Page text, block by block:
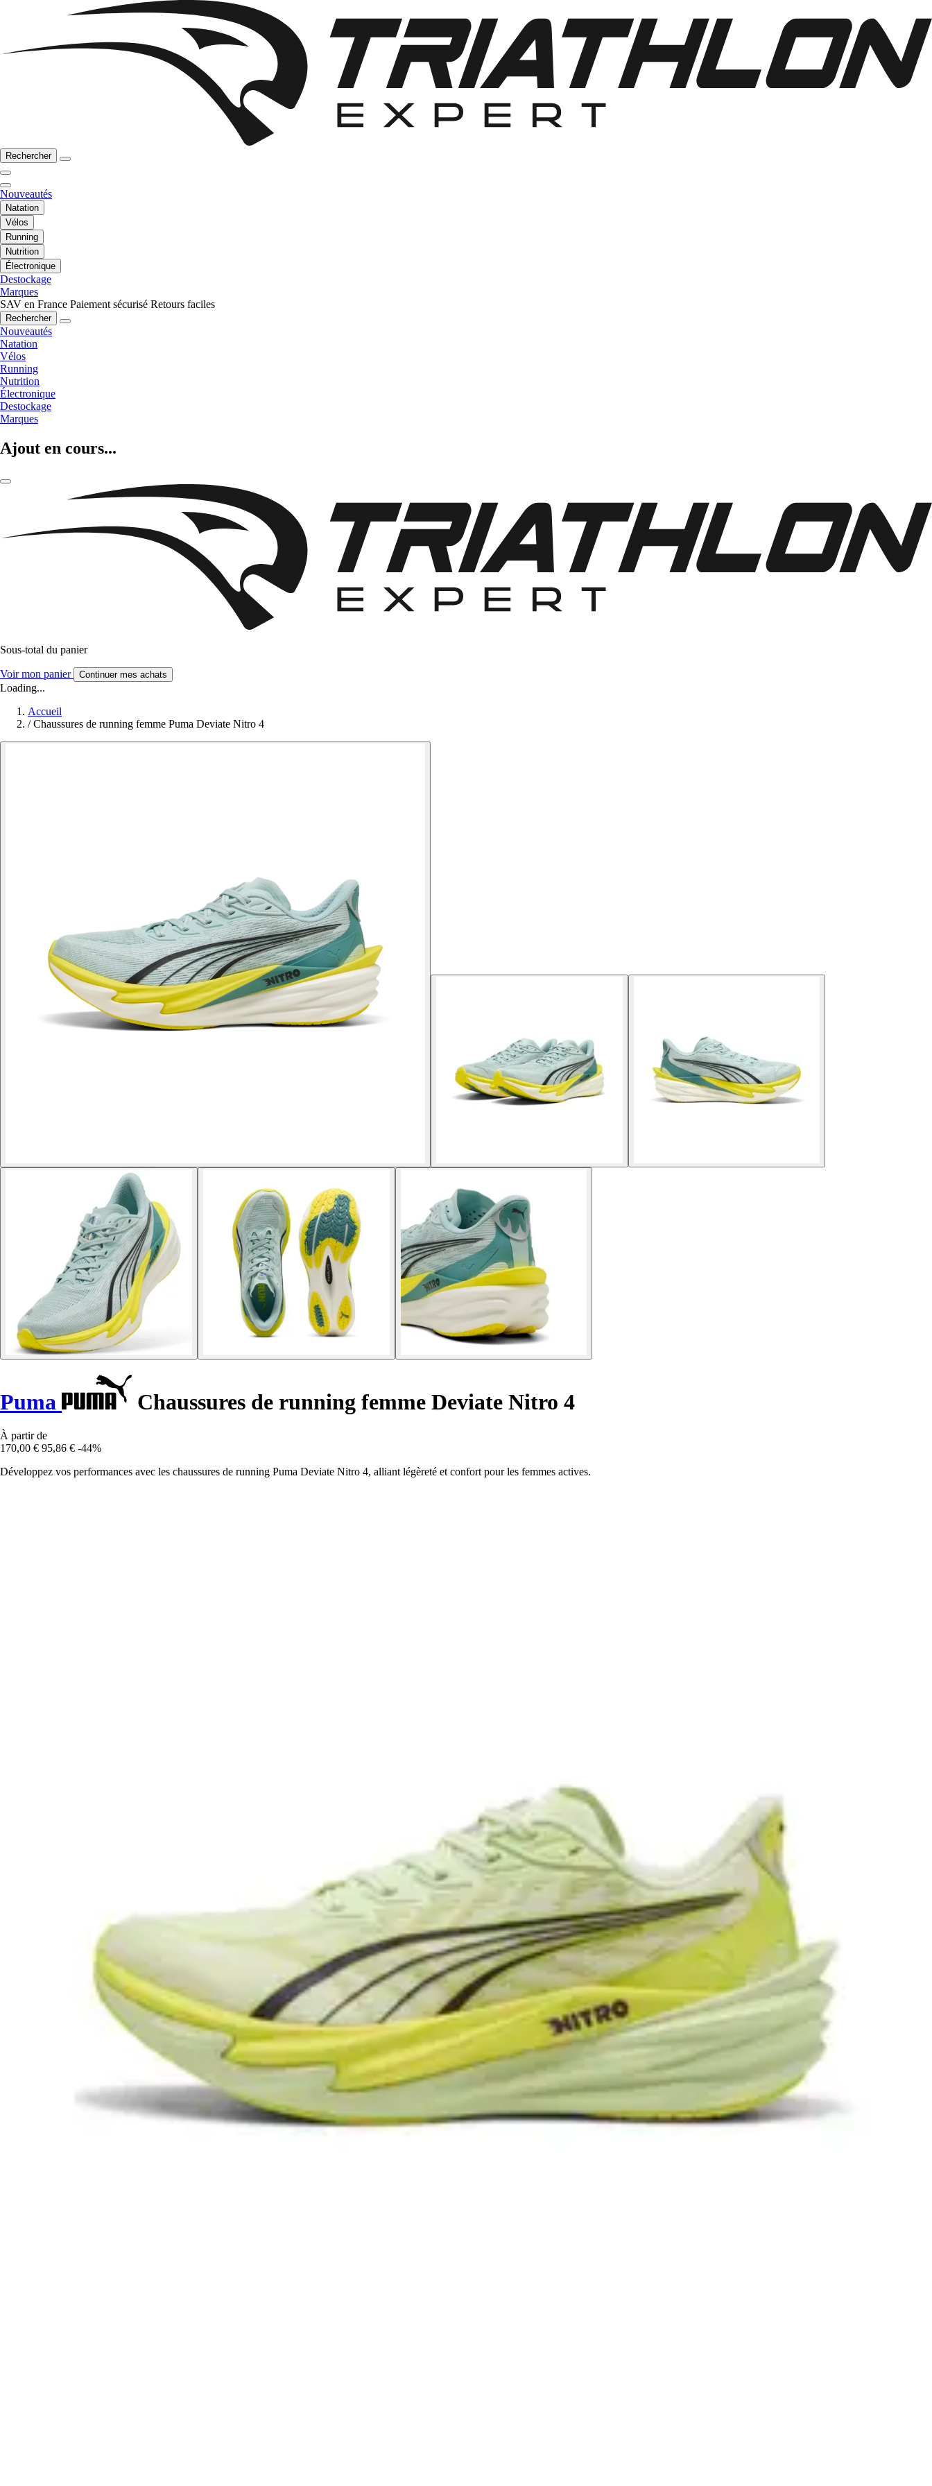
Rechercher
Nouveautés
Natation
Vélos
Running
Nutrition
Électronique
Destockage
Marques
SAV en France Paiement sécurisé Retours faciles
Rechercher
Nouveautés
Natation
Vélos
Running
Nutrition
Électronique
Destockage
Marques
Ajout en cours...
Sous-total du panier
Voir mon panier Continuer mes achats
Loading...
Accueil
/ Chaussures de running femme Puma Deviate Nitro 4
Puma Chaussures de running femme Deviate Nitro 4
À partir de
170,00 € 95,86 € -44%
Développez vos performances avec les chaussures de running Puma Deviate Nitro 4, alliant légèreté et confort pour les femmes actives.